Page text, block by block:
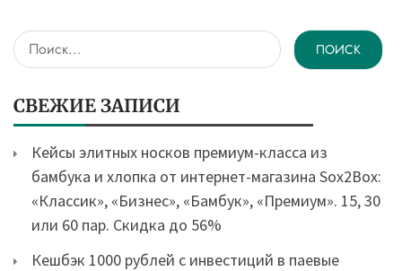
Найти:
СВЕЖИЕ ЗАПИСИ
Кейсы элитных носков премиум-класса из
бамбука и хлопка от интернет-магазина Sox2Box:
«Классик», «Бизнес», «Бамбук», «Премиум». 15, 30
или 60 пар. Скидка до 56%
Кешбэк 1000 рублей с инвестиций в паевые